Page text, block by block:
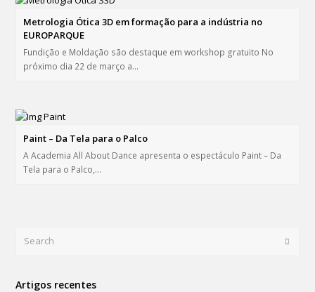
Metrologia Ótica 3D em formação para a indústria no
EUROPARQUE
Fundição e Moldação são destaque em workshop gratuito No
próximo dia 22 de março a…
Paint – Da Tela para o Palco
A Academia All About Dance apresenta o espectáculo Paint – Da
Tela para o Palco,…
Artigos recentes